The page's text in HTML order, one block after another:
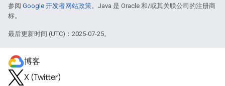
参阅 Google 开发者网站政策。Java 是 Oracle 和/或其关联公司的注册商
标。
最后更新时间 (UTC)：2025-07-25。
博客
X (Twitter)